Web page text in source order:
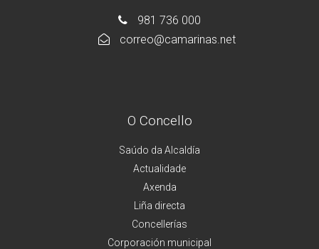
981 736 000
correo@camarinas.net
O Concello
Saúdo da Alcaldía
Actualidade
Axenda
Liña directa
Concellerías
Corporación municipal